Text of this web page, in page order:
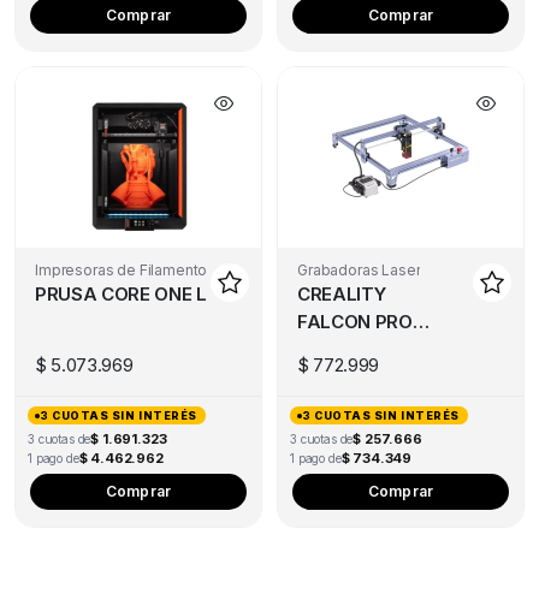
Comprar Comprar
Impresoras de Filamento
PRUSA CORE ONE L
$ 5.073.969
3 CUOTAS SIN INTERÉS
3 cuotas de$ 1.691.323
1 pago de$ 4.462.962
Comprar
Grabadoras Laser
CREALITY
FALCON PRO
$ 772.999
3 CUOTAS SIN INTERÉS
3 cuotas de$ 257.666
1 pago de$ 734.349
Comprar